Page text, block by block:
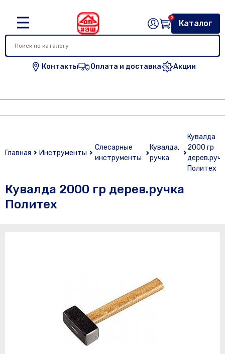
Контакты Оплата и доставка Акции
Каталог
0
Главная Инструменты
Слесарные
инструменты
Кувалда,
ручка
Кувалда
2000 гр
Политех
Кувалда 2000 гр дерев.ручка
Политех